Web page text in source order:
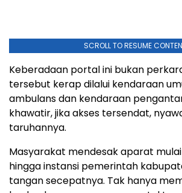
SCROLL TO RESUME
Keberadaan portal ini bukan
tersebut kerap dilalui kendaraan
ambulans dan kendaraan
khawatir, jika akses tersendat,
taruhannya.
Masyarakat mendesak aparat mulai
hingga instansi pemerintah
tangan secepatnya. Tak hanya